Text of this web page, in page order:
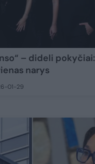
– dideli pokyčiai:
narys
01-29